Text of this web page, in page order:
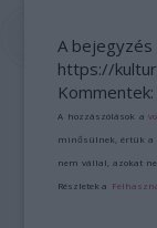
A bejegyzés
https://
Kommentek:
A hozzászólások a
minősülnek, értük a
nem vállal, azokat
Részletek a